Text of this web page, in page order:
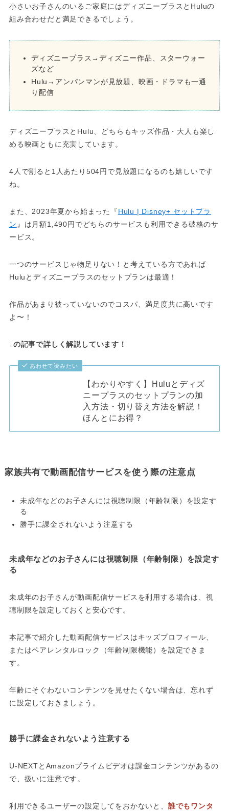
小さいお子さんのいるご家庭にはディズニープラスとHuluの
組み合わせだと満足できるでしょう。
ディズニープラス→ディズニー作品、スターウォー
ズなど
Hulu→アンパンマンが見放題、映画・ドラマも一通
り配信
ディズニープラスとHulu、どちらもキッズ作品・大人も楽し
める映画ともに充実しています。
4人で割ると1人あたり504円で見放題になるのも嬉しいです
ね。
また、2023年夏から始まった『Hulu | Disney+ セットプラ
ン 』は月額1,490円でどちらのサービスも利用できる破格のサ
ービス。
一つのサービスじゃ物足りない！と考えている方であれば
Huluとディズニープラスのセットプランは最適！
作品があまり被っていないのでコスパ、満足度共に高いです
よ〜！
↓の記事で詳しく解説しています！
あわせて読みたい
【わかりやすく】Huluとディズ
ニープラスのセットプランの加
入方法・切り替え方法を解説！
ほんとにお得？
家族共有で動画配信サービスを使う際の注意点
未成年などのお子さんには視聴制限（年齢制限）を設定す
る
勝手に課金されないよう注意する
未成年などのお子さんには視聴制限（年齢制限）を設定す
る
未成年のお子さんが動画配信サービスを利用する場合は、視
聴制限を設定しておくと安心です。
本記事で紹介した動画配信サービスはキッズプロフィール、
またはペアレンタルロック（年齢制限機能）を設定できま
す。
年齢にそぐわないコンテンツを見せたくない場合は、忘れず
に設定しておきましょう。
勝手に課金されないよう注意する
U-NEXTとAmazonプライムビデオは課金コンテンツがあるの
で、扱いに注意です。
利用できるユーザーの設定してをおかないと、 誰でもワンタ